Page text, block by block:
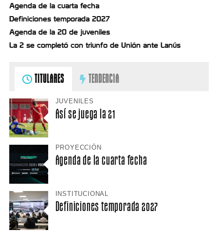
Agenda de la cuarta fecha
Definiciones temporada 2027
Agenda de la 20 de juveniles
La 2 se completó con triunfo de Unión ante Lanús
TITULARES TENDENCIA
JUVENILES
Así se juega la 21
PROYECCIÓN
Agenda de la cuarta fecha
INSTITUCIONAL
Definiciones temporada 2027